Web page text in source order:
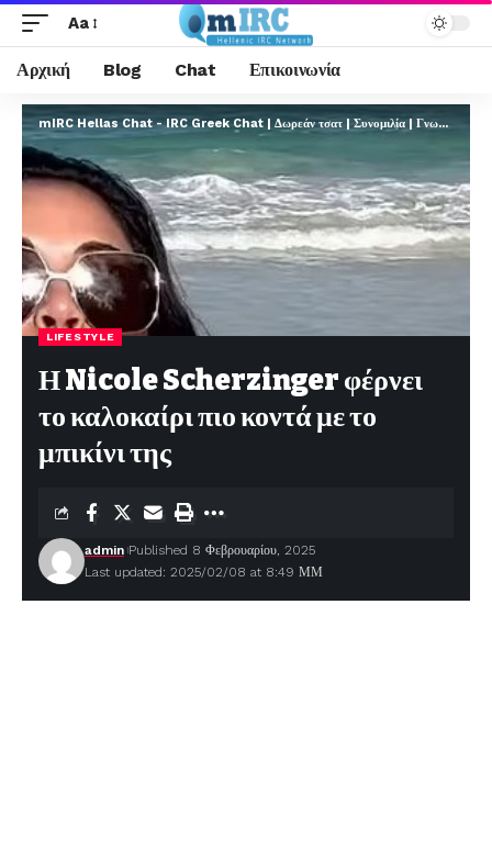
Aa
Αρχική Blog Chat Επικοινωνία
mIRC Hellas Chat - IRC Greek Chat | Δωρεάν τσατ | Συνομιλία | Γνωριμίες | FREE
LIFESTYLE
Η Nicole Scherzinger φέρνει
το καλοκαίρι πιο κοντά με το
μπικίνι της
Last updated: 2025/02/08 at 8:49 ΜΜ
admin Published 8 Φεβρουαρίου, 2025